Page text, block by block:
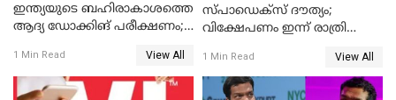
ഇന്ത്യയുടെ ബഹിരാകാശത്തെ
ആദ്യ ഡോക്കിങ് പരീക്ഷണം;
വിജയം
1 Min Read View All
സ്പാഡെക്‌സ് ദൗത്യം;
വിക്ഷേപണം ഇന്ന് രാത്രി
1 Min Read View All